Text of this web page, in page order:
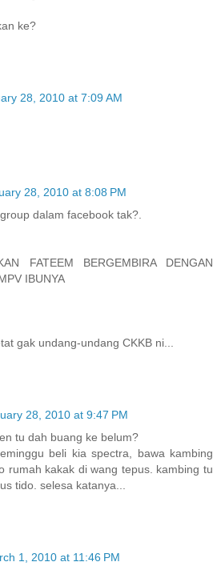
ke?
28, 2010 at 7:09 AM
28, 2010 at 8:08 PM
dalam facebook tak?.
FATEEM BERGEMBIRA DENGAN
IBUNYA
gak undang-undang CKKB ni...
28, 2010 at 9:47 PM
tu dah buang ke belum?
beli kia spectra, bawa kambing
rumah kakak di wang tepus. kambing tu
tido. selesa katanya...
1, 2010 at 11:46 PM